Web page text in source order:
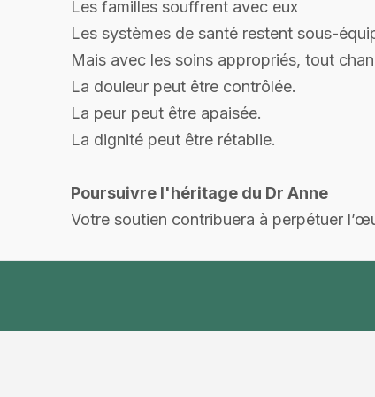
Les familles souffrent avec eux
Les systèmes de santé restent sous-
Mais avec les soins appropriés, tout
La douleur peut être contrôlée.
La peur peut être apaisée.
La dignité peut être rétablie.
Poursuivre l'héritage du Dr Anne
Votre soutien contribuera à perpétuer